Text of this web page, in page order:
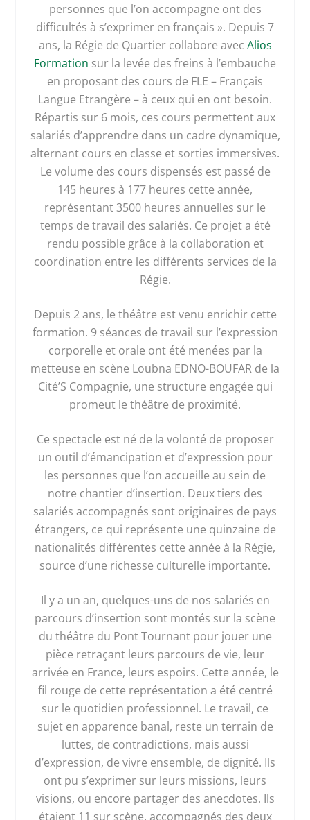
personnes que l’on accompagne ont des
difficultés à s’exprimer en français ». Depuis 7
ans, la Régie de Quartier collabore avec Alios
Formation sur la levée des freins à l’embauche
en proposant des cours de FLE – Français
Langue Etrangère – à ceux qui en ont besoin.
Répartis sur 6 mois, ces cours permettent aux
salariés d’apprendre dans un cadre dynamique,
alternant cours en classe et sorties immersives.
Le volume des cours dispensés est passé de
145 heures à 177 heures cette année,
représentant 3500 heures annuelles sur le
temps de travail des salariés. Ce projet a été
rendu possible grâce à la collaboration et
coordination entre les différents services de la
Régie.
Depuis 2 ans, le théâtre est venu enrichir cette
formation. 9 séances de travail sur l’expression
corporelle et orale ont été menées par la
metteuse en scène Loubna EDNO-BOUFAR de la
Cité’S Compagnie, une structure engagée qui
promeut le théâtre de proximité.
Ce spectacle est né de la volonté de proposer
un outil d’émancipation et d’expression pour
les personnes que l’on accueille au sein de
notre chantier d’insertion. Deux tiers des
salariés accompagnés sont originaires de pays
étrangers, ce qui représente une quinzaine de
nationalités différentes cette année à la Régie,
source d’une richesse culturelle importante.
Il y a un an, quelques-uns de nos salariés en
parcours d’insertion sont montés sur la scène
du théâtre du Pont Tournant pour jouer une
pièce retraçant leurs parcours de vie, leur
arrivée en France, leurs espoirs. Cette année, le
fil rouge de cette représentation a été centré
sur le quotidien professionnel. Le travail, ce
sujet en apparence banal, reste un terrain de
luttes, de contradictions, mais aussi
d’expression, de vivre ensemble, de dignité. Ils
ont pu s’exprimer sur leurs missions, leurs
visions, ou encore partager des anecdotes. Ils
étaient 11 sur scène, accompagnés des deux